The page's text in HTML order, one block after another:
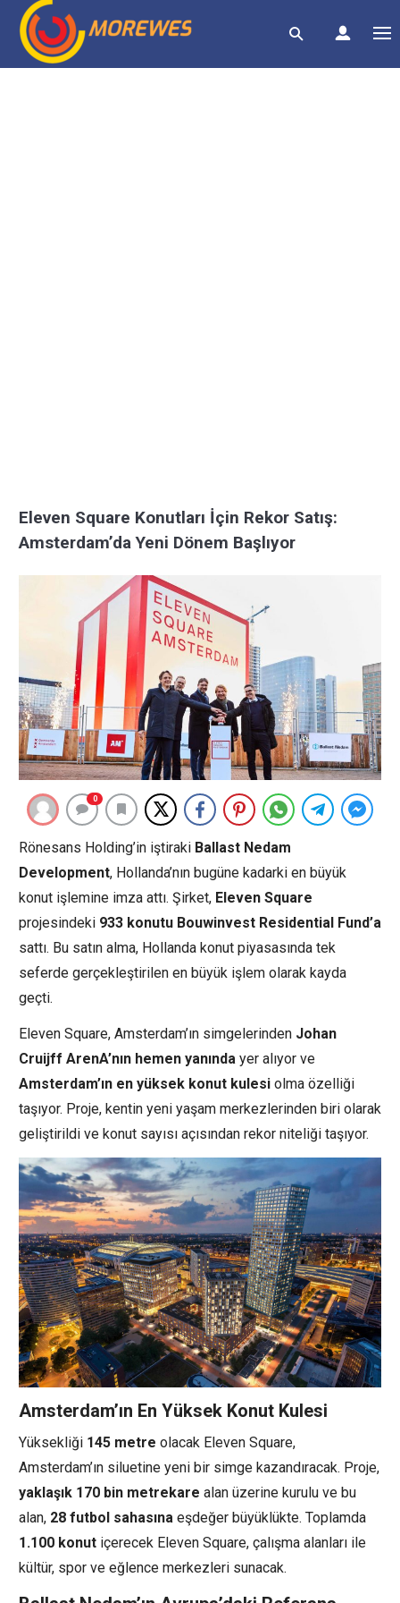
Eleven Square Konutları İçin Rekor Satış:
Amsterdam’da Yeni Dönem Başlıyor
0
Rönesans Holding’in iştiraki Ballast Nedam
Development, Hollanda’nın bugüne kadarki en büyük
konut işlemine imza attı. Şirket, Eleven Square
projesindeki 933 konutu Bouwinvest Residential Fund’a
sattı. Bu satın alma, Hollanda konut piyasasında tek
seferde gerçekleştirilen en büyük işlem olarak kayda
geçti.
Eleven Square, Amsterdam’ın simgelerinden Johan
Cruijff ArenA’nın hemen yanında yer alıyor ve
Amsterdam’ın en yüksek konut kulesi olma özelliği
taşıyor. Proje, kentin yeni yaşam merkezlerinden biri olarak
geliştirildi ve konut sayısı açısından rekor niteliği taşıyor.
Amsterdam’ın En Yüksek Konut Kulesi
Yüksekliği 145 metre olacak Eleven Square,
Amsterdam’ın siluetine yeni bir simge kazandıracak. Proje,
yaklaşık 170 bin metrekare alan üzerine kurulu ve bu
alan, 28 futbol sahasına eşdeğer büyüklükte. Toplamda
1.100 konut içerecek Eleven Square, çalışma alanları ile
kültür, spor ve eğlence merkezleri sunacak.